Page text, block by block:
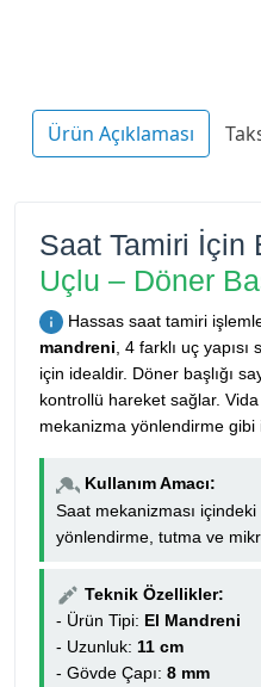
Ürün Açıklaması
Saat Tamiri İçin
Uçlu – Döner
Hassas saat tamiri
mandreni, 4 farklı uç
için idealdir. Döner başlığı
kontrollü hareket sağlar.
mekanizma yönlendirme gibi
Kullanım Amacı:
Saat mekanizması içindeki
yönlendirme, tutma ve
Teknik Özellikler:
- Ürün Tipi: El Mandreni
- Uzunluk: 11 cm
- Gövde Çapı: 8 mm